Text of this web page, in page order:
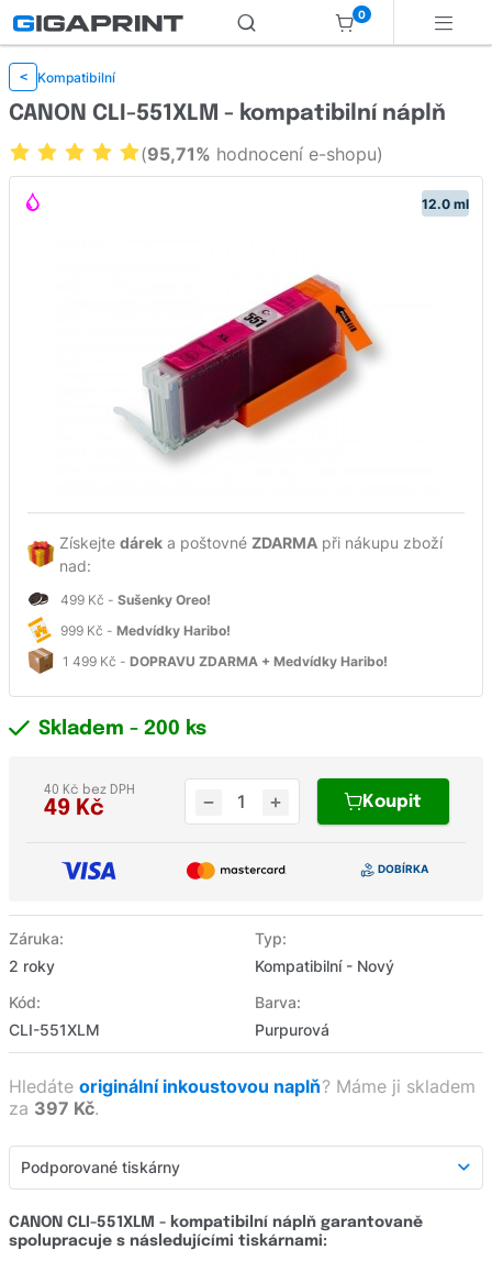
0
< Kompatibilní
12.0 ml
Získejte dárek a poštovné ZDARMA při nákupu zboží
nad:
499 Kč - Sušenky Oreo!
999 Kč - Medvídky Haribo!
1 499 Kč - DOPRAVU ZDARMA + Medvídky Haribo!
CANON CLI-551XLM - kompatibilní náplň
(95,71% hodnocení e-shopu)
Záruka:
2 roky
Typ:
Kompatibilní - Nový
Kód:
CLI-551XLM
Barva:
Purpurová
Skladem - 200 ks
49 Kč
40 Kč bez DPH
Koupit
Hledáte originální inkoustovou naplň? Máme ji skladem
za 397 Kč.
Podporované tiskárny
Detailní popis
CANON CLI-551XLM - kompatibilní náplň garantovaně
spolupracuje s následujícími tiskárnami: